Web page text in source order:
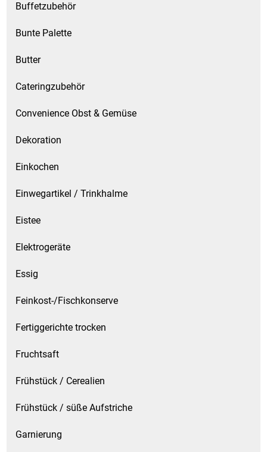
Buffetzubehör
Bunte Palette
Butter
Cateringzubehör
Convenience Obst & Gemüse
Dekoration
Einkochen
Einwegartikel / Trinkhalme
Eistee
Elektrogeräte
Essig
Feinkost-/Fischkonserve
Fertiggerichte trocken
Fruchtsaft
Frühstück / Cerealien
Frühstück / süße Aufstriche
Garnierung